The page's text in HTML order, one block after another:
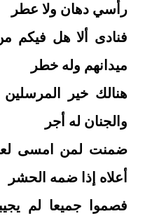
رأسي دهان ولا عطر
فنادى ألا هل فيكم
ميدانهم وله خطر
هنالك خير
والجنان له أجر
ضمنت لمن امسى
أعلاه إذا ضمه الحشر
فصموا جميعا لم